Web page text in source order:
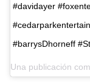
#davidayer
#barrysDhorneff
Una publicación